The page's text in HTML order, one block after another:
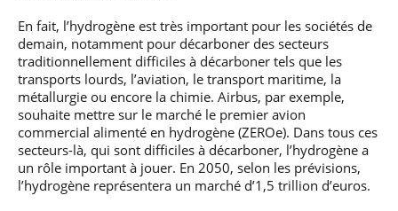
En fait, l’hydrogène est très important pour les sociétés de
demain, notamment pour décarboner des secteurs
traditionnellement difficiles à décarboner tels que les
transports lourds, l’aviation, le transport maritime, la
métallurgie ou encore la chimie. Airbus, par exemple,
souhaite mettre sur le marché le premier avion
commercial alimenté en hydrogène (ZEROe). Dans tous ces
secteurs-là, qui sont difficiles à décarboner, l’hydrogène a
un rôle important à jouer. En 2050, selon les prévisions,
l’hydrogène représentera un marché d’1,5 trillion d’euros.